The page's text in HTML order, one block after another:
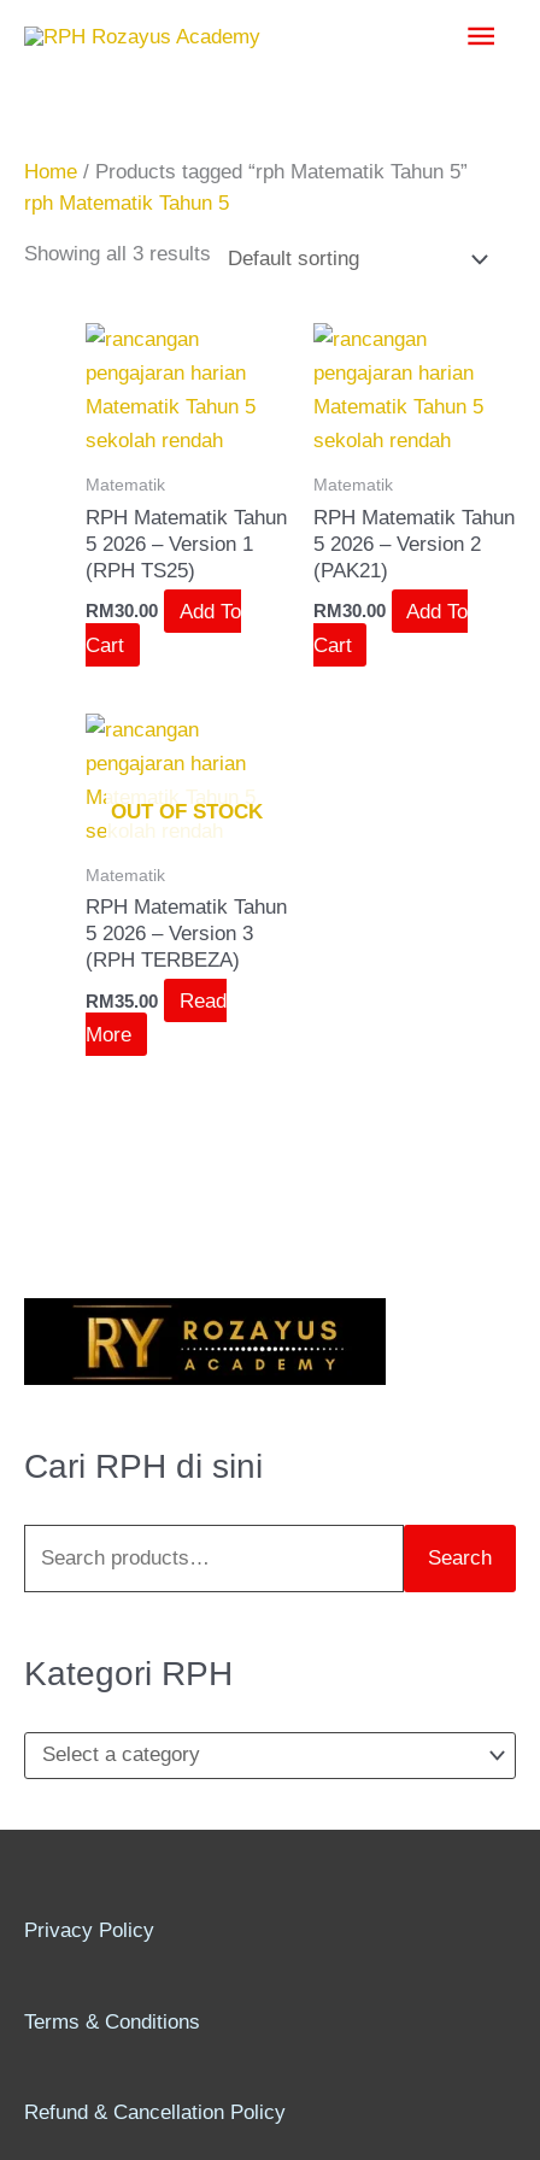
Main
Cari RPH di sini
c
h
:
Search
Kategori RPH
Home / Products tagged “rph Matematik Tahun 5”
rph Matematik Tahun 5
Showing all 3 results
Matematik
RPH Matematik Tahun
5 2026 – Version 1
(RPH TS25)
RM30.00
Add To
Cart
Matematik
RPH Matematik Tahun
5 2026 – Version 2
(PAK21)
RM30.00
Add To
Cart
OUT OF STOCK
Matematik
RPH Matematik Tahun
5 2026 – Version 3
(RPH TERBEZA)
RM35.00
Read
More
Privacy Policy
Terms & Conditions
Refund & Cancellation Policy